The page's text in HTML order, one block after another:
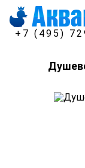
+7 (495)